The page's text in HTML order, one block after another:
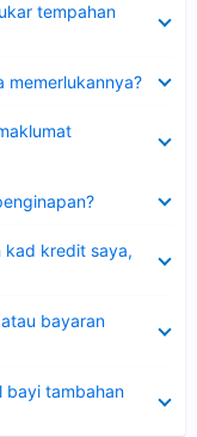
tempahan
memerlukannya?
kad kredit saya,
bayaran
bayi tambahan